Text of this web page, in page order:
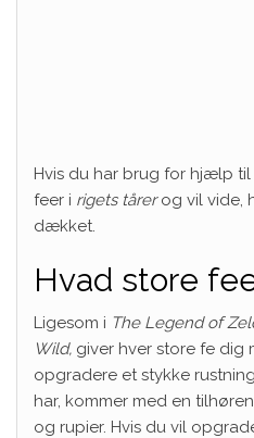
Hvis du har brug for hjælp
feer i rigets tårerog vil vide,
dækket.
Hvad store
Ligesom i The Legend of
Wild, giver hver store fe dig
opgradere et stykke
har, kommer med en
og rupier. Hvis du vil